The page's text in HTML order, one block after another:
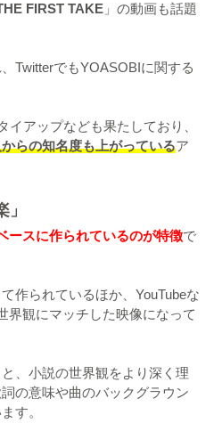
FIRST TAKE 」の動画も話題
TwitterでもYOASOBIに関する
アップなども果たしており、
らの知名度も上がっているア
ースに作られているのが特徴で
作られているほか、YouTubeな
界観にマッチした映像になって
、小説の世界観をより深く理
の意味や曲のバックグラウン
す。